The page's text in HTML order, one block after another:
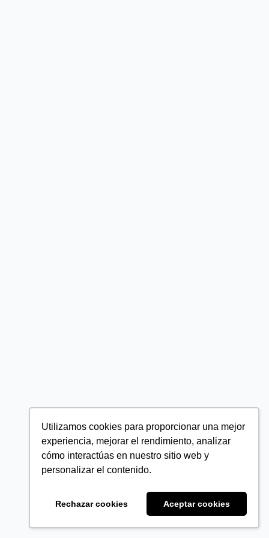
Utilizamos cookies para proporcionar una mejor
experiencia, mejorar el rendimiento, analizar
cómo interactúas en nuestro sitio web y
personalizar el contenido.
Rechazar cookies Aceptar cookies